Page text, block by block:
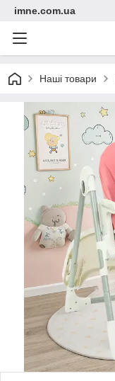
imne.com.ua
Наші товари